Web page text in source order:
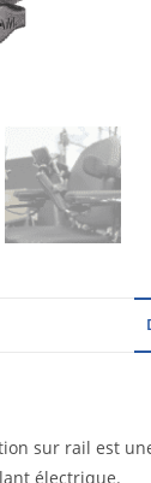
sur rail est
électrique.